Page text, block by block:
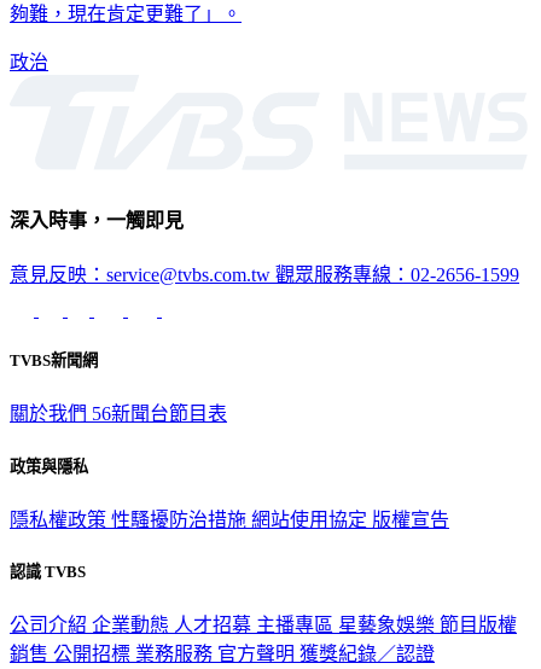
夠難，現在肯定更難了」。
政治
深入時事，一觸即見
意見反映：service@tvbs.com.tw 觀眾服務專線：02-2656-1599
TVBS新聞網
關於我們 56新聞台節目表
政策與隱私
隱私權政策 性騷擾防治措施 網站使用協定 版權宣告
認識 TVBS
公司介紹 企業動態 人才招募 主播專區 星藝象娛樂 節目版權
銷售 公開招標 業務服務 官方聲明 獲獎紀錄／認證